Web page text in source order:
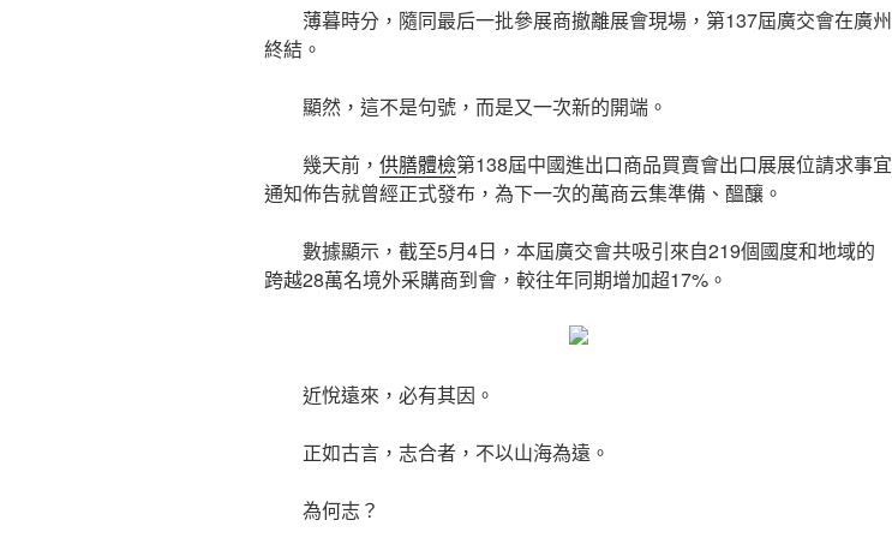
薄暮時分，隨同最后一批參展商撤離展會現場，第137屆廣交會在廣州
終結。
顯然，這不是句號，而是又一次新的開端。
幾天前， 供膳體檢第138屆中國進出口商品買賣會出口展展位請求事宜
通知佈告就曾經正式發布，為下一次的萬商云集準備、醞釀。
數據顯示，截至5月4日，本屆廣交會共吸引來自219個國度和地域的
跨越28萬名境外采購商到會，較往年同期增加超17%。
近悅遠來，必有其因。
正如古言，志合者，不以山海為遠。
為何志？